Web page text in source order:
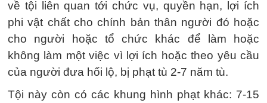
về tội liên quan tới chức vụ, quyền hạn, lợi ích
phi vật chất cho chính bản thân người đó hoặc
cho người hoặc tổ chức khác để làm hoặc
không làm một việc vì lợi ích hoặc theo yêu cầu
của người đưa hối lộ, bị phạt tù 2-7 năm tù.
Tội này còn có các khung hình phạt khác: 7-15